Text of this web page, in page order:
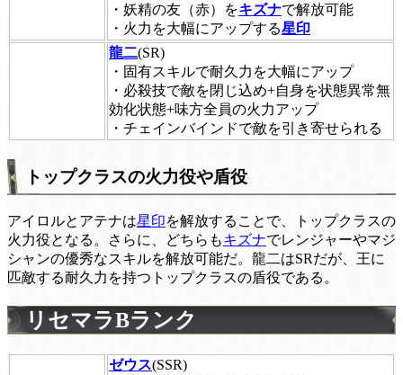
・妖精の友（赤）をキズナで解放可能
・火力を大幅にアップする星印
龍二(SR)
・固有スキルで耐久力を大幅にアップ
・必殺技で敵を閉じ込め+自身を状態異常無
効化状態+味方全員の火力アップ
・チェインバインドで敵を引き寄せられる
トップクラスの火力役や盾役
アイロルとアテナは星印を解放することで、トップクラスの
火力役となる。さらに、どちらもキズナでレンジャーやマジ
シャンの優秀なスキルを解放可能だ。龍二はSRだが、王に
匹敵する耐久力を持つトップクラスの盾役である。
リセマラBランク
ゼウス(SSR)